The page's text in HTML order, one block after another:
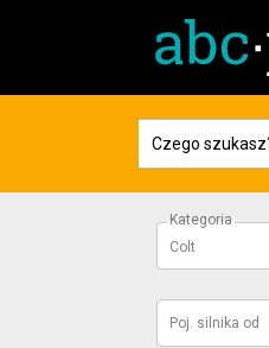
Kategoria
Colt
Poj. silnika od